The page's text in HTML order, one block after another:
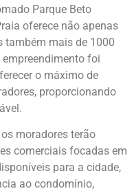
Parque Beto
oferece não apenas
também mais de 1000
empreendimento foi
o máximo de
proporcionando
moradores terão
comerciais focadas em
para a cidade,
ao condomínio,